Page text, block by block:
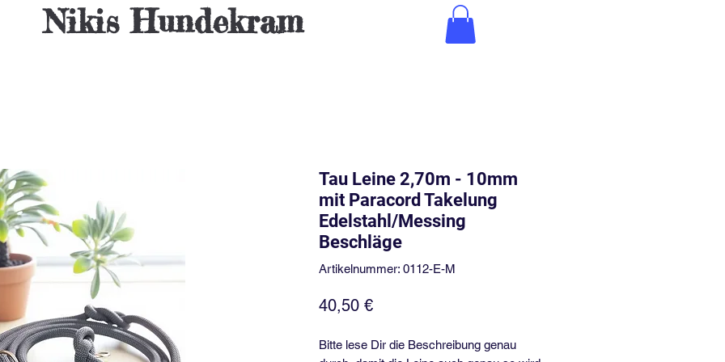
NikisHundekram
Tau Leine 2,70m - 10mm
mit Paracord Takelung
Edelstahl/Messing
Beschläge
Artikelnummer: 0112-E-M
40,50 €Preis
Bitte lese Dir die Beschreibung genau